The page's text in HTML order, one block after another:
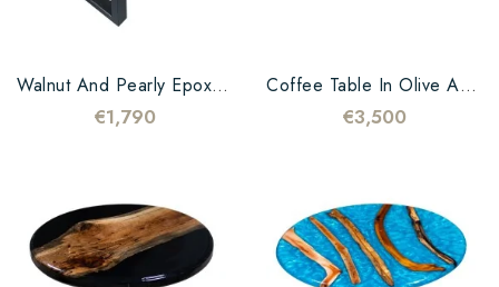
Walnut And Pearly Epoxy Coffe Table
€1,790
Coffee Table In Olive And Black Resin
€3,500